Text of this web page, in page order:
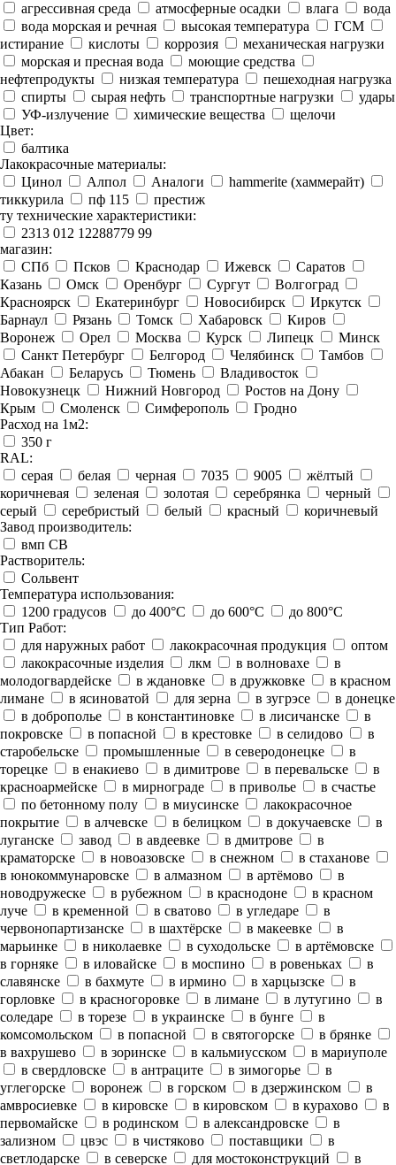
агрессивная среда
атмосферные осадки влага
вода
вода морская и речная
высокая температура
ГСМ
истирание
кислоты коррозия
механическая нагрузки
морская и пресная вода
моющие средства
нефтепродукты
низкая температура
пешеходная нагрузка
спирты
сырая нефть транспортные нагрузки
удары
УФ-излучение
химические вещества
щелочи
Цвет:
балтика
Лакокрасочные материалы:
Цинол
Алпол Аналоги
hammerite (хаммерайт)
тиккурила
пф 115
престиж
ту технические характеристики:
2313 012 12288779 99
магазин:
СПб
Псков Краснодар Ижевск
Саратов
Казань
Омск Оренбург Сургут
Волгоград
Красноярск
Екатеринбург Новосибирск
Иркутск
Барнаул
Рязань Томск Хабаровск
Киров
Воронеж
Орел Москва Курск Липецк
Минск
Санкт Петербург
Белгород Челябинск
Тамбов
Абакан
Беларусь Тюмень
Владивосток
Новокузнецк
Нижний Новгород
Ростов на Дону
Крым
Смоленск Симферополь
Гродно
Расход на 1м2:
350 г
RAL:
серая
белая черная 7035 9005
жёлтый
коричневая
зеленая золотая серебрянка
черный
серый
серебристый белый красный
коричневый
Завод производитель:
вмп СВ
Растворитель:
Сольвент
Температура использования:
1200 градусов
до 400°C до 600°C
до 800°C
Тип Работ:
для наружных работ
лакокрасочная продукция
оптом
лакокрасочные изделия
лкм в волновахе
в
молодогвардейске
в ждановке в дружковке
в красном
лимане
в ясиноватой для зерна в зугрэсе
в донецке
в доброполье
в константиновке в лисичанске
в
покровске
в попасной в крестовке в селидово
в
старобельске
промышленные в северодонецке
в
торецке
в енакиево в димитрове в перевальске
в
красноармейске
в мирнограде в приволье
в счастье
по бетонному полу
в миусинске
лакокрасочное
покрытие
в алчевске в белицком в докучаевске
в
луганске
завод в авдеевке в дмитрове
в
краматорске
в новоазовске в снежном
в стаханове
в юнокоммунаровске
в алмазном в артёмово
в
новодружеске
в рубежном в краснодоне
в красном
луче
в кременной в сватово в угледаре
в
червонопартизанске
в шахтёрске в макеевке
в
марьинке
в николаевке в суходольске
в артёмовске
в горняке
в иловайске в моспино в ровеньках
в
славянске
в бахмуте в ирмино в харцызске
в
горловке
в красногоровке в лимане в лутугино
в
соледаре
в торезе в украинске в бунге
в
комсомольском
в попасной в святогорске
в брянке
в вахрушево
в зоринске в кальмиусском
в мариуполе
в свердловске
в антраците в зимогорье
в
углегорске
воронеж в горском в дзержинском
в
амвросиевке
в кировске в кировском в курахово
в
первомайске
в родинском в александровске
в
зализном
цвэс в чистяково поставщики
в
светлодарске
в северске для мостоконструкций в